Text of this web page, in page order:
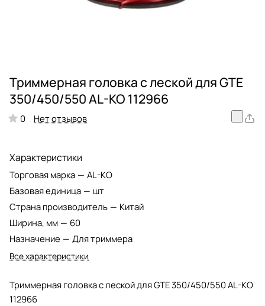
Триммерная головка с леской для GTE
350/450/550 AL-KO 112966
0 Нет отзывов
Характеристики
Торговая марка — AL-KO
Базовая единица — шт
Страна производитель — Китай
Ширина, мм — 60
Назначение — Для триммера
Все характеристики
Триммерная головка с леской для GTE 350/450/550 AL-KO
112966